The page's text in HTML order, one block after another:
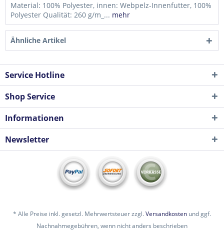
Material: 100% Polyester, innen: Webpelz-Innenfutter, 100%
Polyester Qualität: 260 g/m_... mehr
Ähnliche Artikel
Service Hotline
Shop Service
Informationen
Newsletter
* Alle Preise inkl. gesetzl. Mehrwertsteuer zzgl.Versandkosten und ggf.
Nachnahmegebühren, wenn nicht anders beschrieben